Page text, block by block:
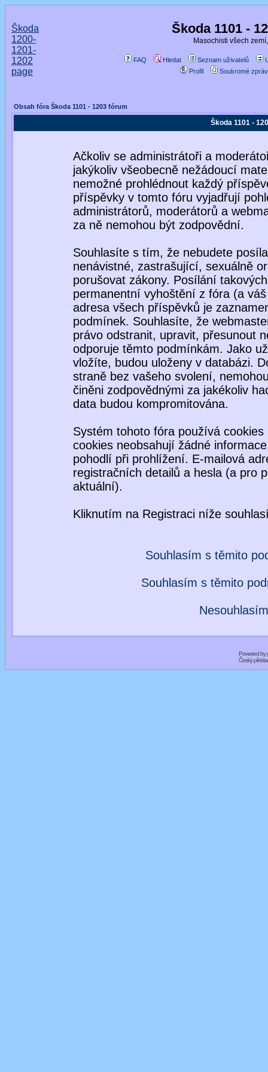
Škoda
1200-
1201-
1202
page
Škoda 1101 -
Masochisti všech
FAQ Hledat Seznam uživatelů
Profil
Soukromé
Obsah fóra Škoda 1101 - 1203 fórum
Škoda 1101 -
Ačkoliv se administrátoři a
jakýkoliv všeobecně nežádoucí
nemožné prohlédnout každý
příspěvky v tomto fóru vyjadřují
administrátorů, moderátorů a
za ně nemohou být zodpovědní.
Souhlasíte s tím, že nebudete
nenávistné, zastrašující, sexuálně
porušovat zákony. Posílání
permanentní vyhoštění z fóra (a
adresa všech příspěvků je
podmínek. Souhlasíte, že
právo odstranit, upravit, přesunout
odporuje těmto podmínkám. Jako
vložíte, budou uloženy v databázi.
straně bez vašeho svolení,
činěni zodpovědnými za jakékoliv
data budou kompromitována.
Systém tohoto fóra používá
cookies neobsahují žádné
pohodlí při prohlížení. E-mailová
registračních detailů a hesla (a pro
aktuální).
Kliknutím na Registraci níže
Souhlasím s těmito
Souhlasím s těmito
Powered by
Český